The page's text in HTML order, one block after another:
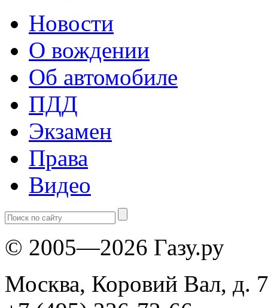
Новости
О вождении
Об автомобиле
ПДД
Экзамен
Права
Видео
© 2005—2026 Газу.ру
Москва, Коровий Вал, д.